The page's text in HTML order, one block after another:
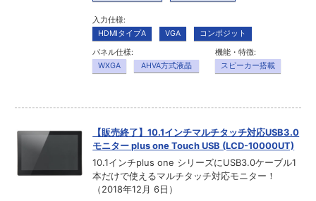
入力仕様:
HDMIタイプA
VGA コンポジット
パネル仕様:
WXGA
AHVA方式液晶
機能・特徴:
スピーカー搭載
【販売終了】10.1インチマルチタッチ対応USB3.0
モニター plus one Touch USB (LCD-10000UT)
10.1インチplus one シリーズにUSB3.0ケーブル1
本だけで使えるマルチタッチ対応モニター！
（2018年12月 6日）